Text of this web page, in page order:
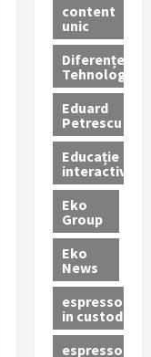
content
unic
Diferențe
Tehnologice
Eduard
Petrescu
Educație
interactivă
Eko
Group
Eko
News
espressoare
in custodie
espressor